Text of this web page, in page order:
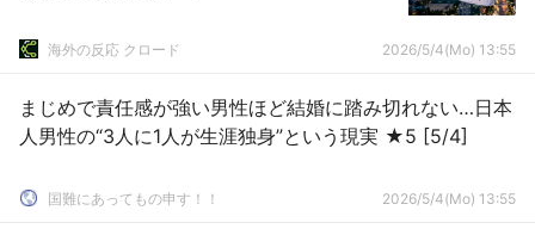
海外の反応 クロード 2026/5/4(Mo) 13:55
まじめで責任感が強い男性ほど結婚に踏み切れない…日本
人男性の“3人に1人が生涯独身”という現実 ★5 [5/4]
国難にあってもの申す！！ 2026/5/4(Mo) 13:55